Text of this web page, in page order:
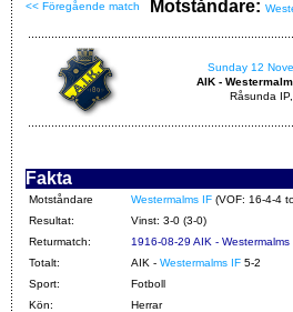
<< Föregående match
Motståndare:
Sunday 12
AIK -
Råsunda
Fakta
Motståndare Westermalms IF (VOF: 16-4-4
Resultat:
Vinst: 3-0 (3-0)
Returmatch:
1916-08-29 AIK - Westermalms
Totalt:
AIK - Westermalms IF 5-2
Sport:
Fotboll
Kön:
Herrar